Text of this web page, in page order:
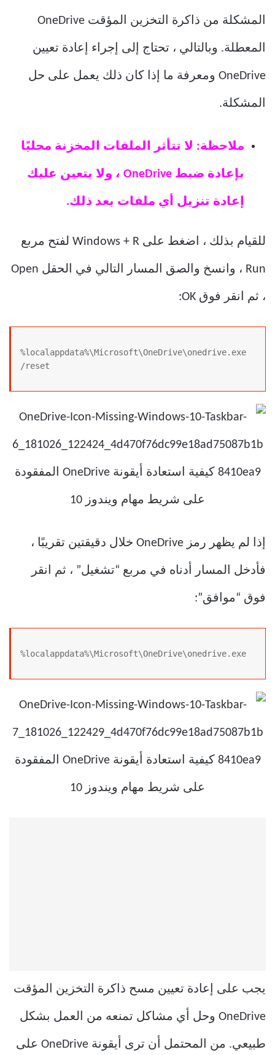
المشكلة من ذاكرة التخزين المؤقت OneDrive
المعطلة. وبالتالي ، تحتاج إلى إجراء إعادة تعيين
OneDrive ومعرفة ما إذا كان ذلك يعمل على حل
المشكلة.
ملاحظة: لا تتأثر الملفات المخزنة محليًا
بإعادة ضبط OneDrive ، ولا يتعين عليك
إعادة تنزيل أي ملفات بعد ذلك.
للقيام بذلك ، اضغط على Windows + R لفتح مربع
Run ، وانسخ والصق المسار التالي في الحقل Open
، ثم انقر فوق OK:
%localappdata%\Microsoft\OneDrive\onedrive.exe
/reset
إذا لم يظهر رمز OneDrive خلال دقيقتين تقريبًا ،
فأدخل المسار أدناه في مربع “تشغيل” ، ثم انقر
فوق “موافق”:
%localappdata%\Microsoft\OneDrive\onedrive.exe
يجب على إعادة تعيين مسح ذاكرة التخزين المؤقت
OneDrive وحل أي مشاكل تمنعه من العمل بشكل
طبيعي. من المحتمل أن ترى أيقونة OneDrive على